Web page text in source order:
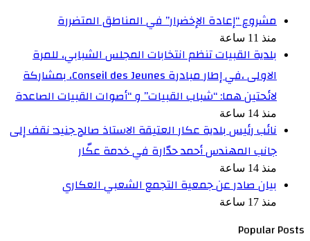
مشروع “إعادة الإخضرار” في المناطق المتضررة
منذ 11 ساعة
بلدية القبيات تنظم انتخابات المجلس الشبابي، للمرة
الاولى ،في إطار مبادرة Conseil des Jeunes، بمشاركة
لائحتين هما: “شباب القبيات” و “أصوات القبيات الصاعدة
منذ 14 ساعة
نائب رئيس بلدية عكار العتيقة الاستاذ صالح جنيد: نقف إلى
جانب المهندس أحمد حدّارة في خدمة عكّار
منذ 14 ساعة
بيان صادر عن جمعية التجمع الشعبي العكاري
منذ 17 ساعة
Popular Posts